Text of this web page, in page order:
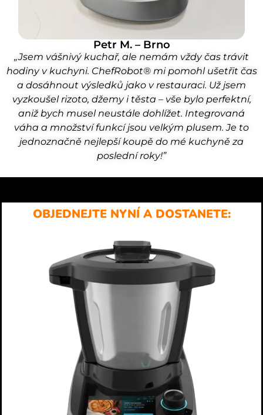
Petr M. – Brno
„Jsem vášnivý kuchař, ale nemám vždy čas trávit
hodiny v kuchyni. ChefRobot® mi pomohl ušetřit čas
a dosáhnout výsledků jako v restauraci. Už jsem
vyzkoušel rizoto, džemy i těsta – vše bylo perfektní,
aniž bych musel neustále dohlížet. Integrovaná
váha a množství funkcí jsou velkým plusem. Je to
jednoznačně nejlepší koupě do mé kuchyně za
poslední roky!”
OBJEDNEJTE NYNÍ A DOSTANETE: